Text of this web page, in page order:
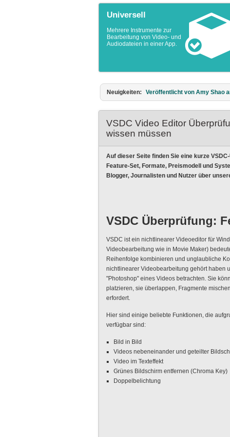
Universell
Mehrere Instrumente zur
Bearbeitung von Video- und
Audiodateien in einer App.
Neuigkeiten: Veröffentlicht von Amy Shao
VSDC Video Editor
wissen müssen
Auf dieser Seite finden Sie eine kurze
Feature-Set, Formate, Preismodell und
Blogger, Journalisten und Nutzer über
VSDC Überprüfung:
VSDC ist ein nichtlinearer Videoeditor für
Videobearbeitung wie in Movie Maker)
Reihenfolge kombinieren und unglaubliche
nichtlinearer Videobearbeitung gehört haben
"Photoshop" eines Videos betrachten. Sie
platzieren, sie überlappen, Fragmente
erfordert.
Hier sind einige beliebte Funktionen, die
verfügbar sind:
Bild in Bild
Videos nebeneinander und geteilter
Video im Texteffekt
Grünes Bildschirm entfernen (Chroma Key)
Doppelbelichtung